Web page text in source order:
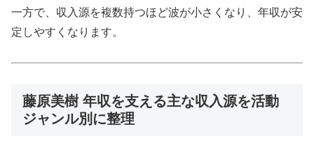
一方で、収入源を複数持つほど波が小さくなり、年収が安
定しやすくなります。
藤原美樹 年収を支える主な収入源を活動
ジャンル別に整理